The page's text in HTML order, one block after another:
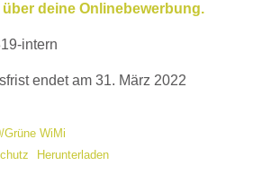
über deine Onlinebewerbung.
intern
endet am 31. März 2022
Grüne WiMi
Herunterladen